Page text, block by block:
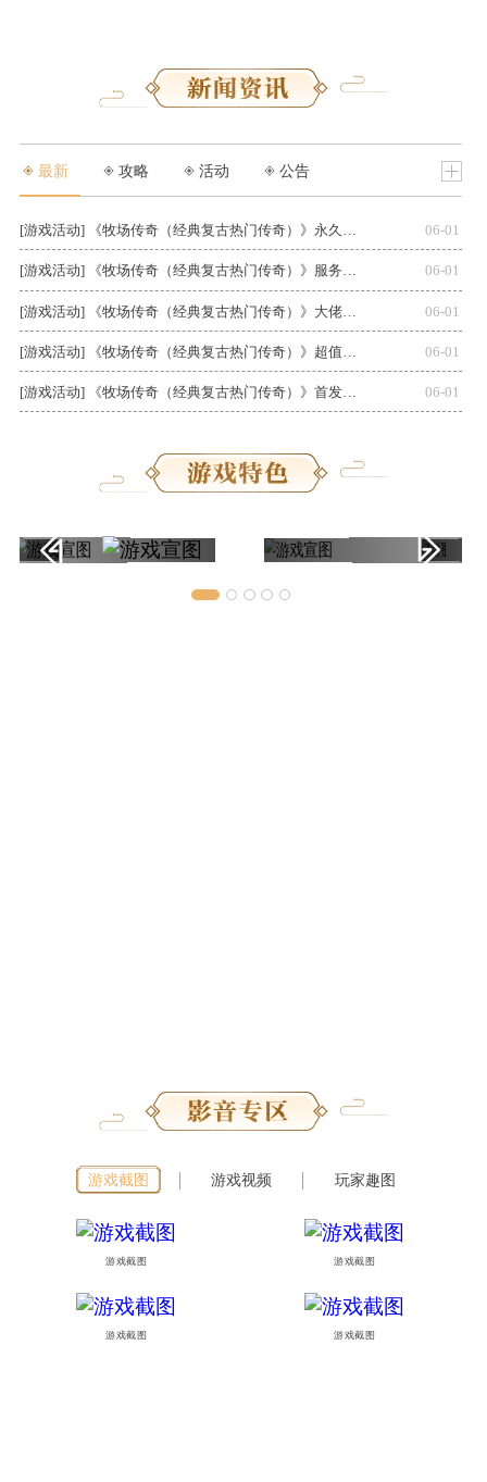
最新 攻略 活动 公告
[游戏活动] 《牧场传奇（经典复古热门传奇）》永久单日活动（自动发放） 06-01
[游戏活动] 《牧场传奇（经典复古热门传奇）》服务器冠名（线下申请） 06-01
[游戏活动] 《牧场传奇（经典复古热门传奇）》大佬专属称号（自动发放） 06-01
06-01
[游戏活动] 《牧场传奇（经典复古热门传奇）》首发限时代币（线下申请） 06-01
游戏截图 游戏视频 玩家趣图
游戏截图 游戏截图
游戏截图 游戏截图